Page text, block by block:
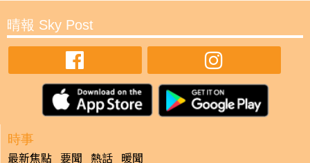
晴報 Sky Post
時事
最新焦點 要聞 熱話 暖聞